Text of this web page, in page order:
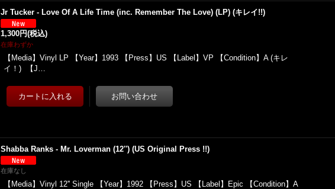
Jr Tucker - Love Of A Life Time (inc. Remember The Love) (LP) (キレイ!!)
1,300円(税込)
在庫わずか
【Media】Vinyl LP 【Year】1993 【Press】US 【Label】VP 【Condition】A (キレ
イ！) 【J…
Shabba Ranks - Mr. Loverman (12'') (US Original Press !!)
在庫なし
【Media】Vinyl 12'' Single 【Year】1992 【Press】US 【Label】Epic 【Condition】A